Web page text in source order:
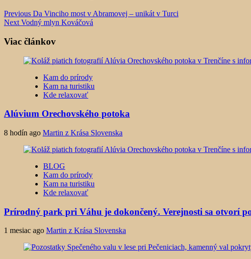
Previous Da Vinciho most v Abramovej – unikát v Turci
Next Vodný mlyn Kováčová
Viac článkov
Kam do prírody
Kam na turistiku
Kde relaxovať
Alúvium Orechovského potoka
8 hodín ago Martin z Krása Slovenska
BLOG
Kam do prírody
Kam na turistiku
Kde relaxovať
Prírodný park pri Váhu je dokončený. Verejnosti sa otvorí
1 mesiac ago Martin z Krása Slovenska